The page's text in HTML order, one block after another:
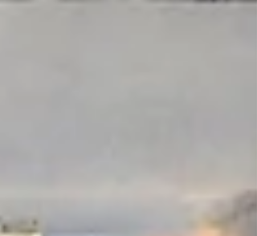
الواضح وتحمّلها كلفة مباشرة للأزمة.